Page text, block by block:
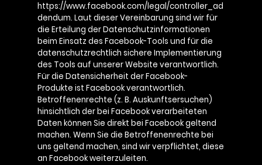
https://www.facebook.com/legal/controller_ad
dendum. Laut dieser Vereinbarung sind wir für
die Erteilung der Datenschutzinformationen
beim Einsatz des Facebook-Tools und für die
datenschutzrechtlich sichere Implementierung
des Tools auf unserer Website verantwortlich.
Für die Datensicherheit der Facebook-
Produkte ist Facebook verantwortlich.
Betroffenenrechte (z. B. Auskunftsersuchen)
hinsichtlich der bei Facebook verarbeiteten
Daten können Sie direkt bei Facebook geltend
machen. Wenn Sie die Betroffenenrechte bei
uns geltend machen, sind wir verpflichtet, diese
an Facebook weiterzuleiten.